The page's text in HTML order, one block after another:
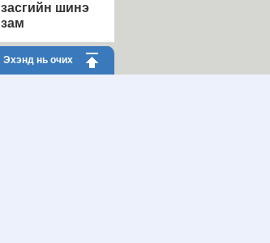
засгийн шинэ
зам
Эхэнд нь очих